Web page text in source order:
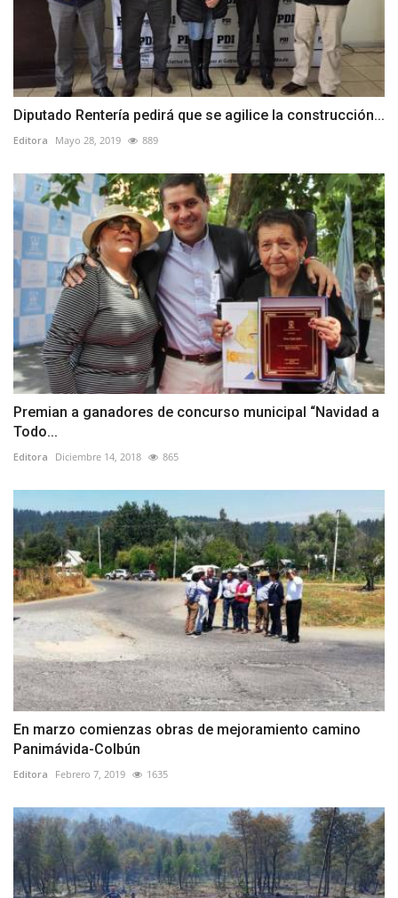
Diputado Rentería pedirá que se agilice la construcción...
Editora Mayo 28, 2019 889
Premian a ganadores de concurso municipal “Navidad a
Todo...
Editora Diciembre 14, 2018 865
En marzo comienzas obras de mejoramiento camino
Panimávida-Colbún
Editora Febrero 7, 2019 1635